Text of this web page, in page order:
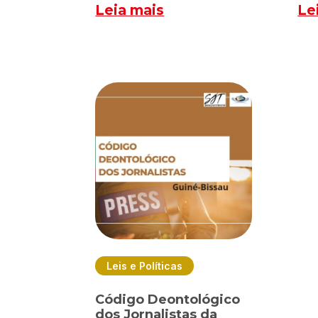
Leia mais
Leis e Políticas
Código Deontológico
dos Jornalistas da